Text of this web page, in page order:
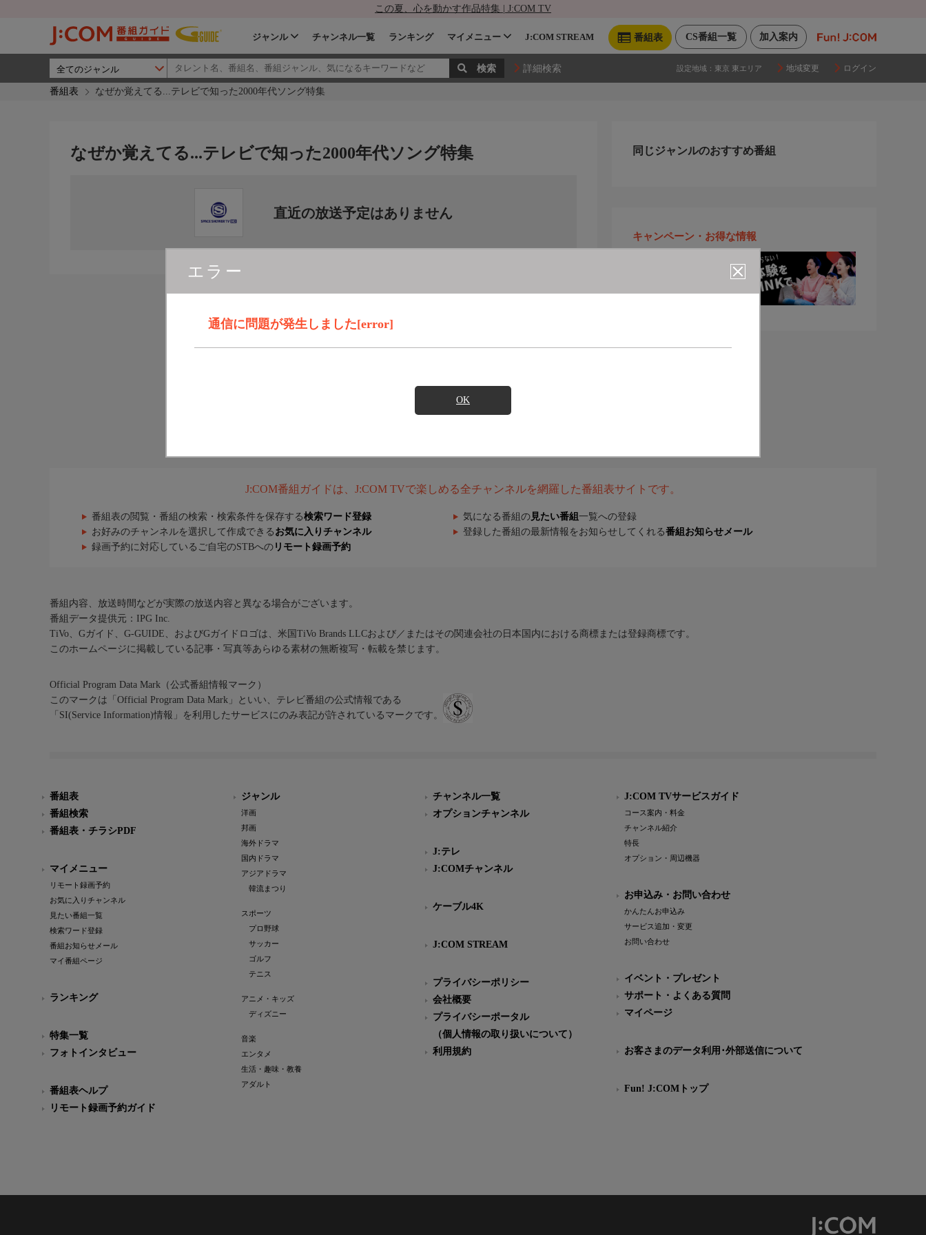
この夏、心を動かす作品特集 | J:COM TV
加入案内
CS番組一覧
番組表
ジャンル チャンネル一覧 ランキング マイメニュー J:COM STREAM
詳細検索 設定地域： 東京 東エリア 地域変更 ログイン
番組表 なぜか覚えてる...テレビで知った2000年代ソング特集
エラー
通信に問題が発生しました[error]
OK
なぜか覚えてる...テレビで知った2000年代ソング特集
直近の放送予定はありません
同じジャンルのおすすめ番組
キャンペーン・お得な情報
J:COM番組ガイドは、J:COM TVで楽しめる全チャンネルを網羅した番組表サイトです。
番組表の閲覧・番組の検索・検索条件を保存する検索ワード登録 気になる番組の 見たい番組 一覧への登録
お好みのチャンネルを選択して作成できる お気に入りチャンネル 登録した番組の最新情報をお知らせしてくれる番組お知らせメール
録画予約に対応しているご自宅のSTBへの リモート録画予約
番組内容、放送時間などが実際の放送内容と異なる場合がございます。
番組データ提供元：IPG Inc.
TiVo、Gガイド、G-GUIDE、およびGガイドロゴは、米国TiVo Brands LLCおよび／またはその関連会社の日本国内における商標または登録商標です。
このホームページに掲載している記事・写真等あらゆる素材の無断複写・転載を禁じます。
Official Program Data Mark（公式番組情報マーク）
このマークは「Official Program Data Mark」といい、テレビ番組の公式情報である
「SI(Service Information)情報」を利用したサービスにのみ表記が許されているマークです。
番組表
番組検索
番組表・チラシPDF
マイメニュー
リモート録画予約
お気に入りチャンネル
見たい番組一覧
検索ワード登録
番組お知らせメール
マイ番組ページ
ランキング
特集一覧
フォトインタビュー
番組表ヘルプ
リモート録画予約ガイド
ジャンル
洋画
邦画
海外ドラマ
国内ドラマ
アジアドラマ
韓流まつり
スポーツ
プロ野球
サッカー
ゴルフ
テニス
アニメ・キッズ
ディズニー
音楽
エンタメ
生活・趣味・教養
アダルト
チャンネル一覧
オプションチャンネル
J:テレ
J:COMチャンネル
ケーブル4K
J:COM STREAM
プライバシーポリシー
会社概要
プライバシーポータル
（個人情報の取り扱いについて）
利用規約
J:COM TVサービスガイド
コース案内・料金
チャンネル紹介
特長
オプション・周辺機器
お申込み・お問い合わせ
かんたんお申込み
サービス追加・変更
お問い合わせ
イベント・プレゼント
サポート・よくある質問
マイページ
お客さまのデータ利用･外部送信について
Fun! J:COMトップ